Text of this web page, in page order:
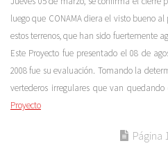
luego que CONAMA diera el visto bueno
estos terrenos, que han sido fuertemente
Este Proyecto fue presentado el 08 de
2008 fue su evaluación. Tomando la
vertederos irregulares que van
Proyecto
Página